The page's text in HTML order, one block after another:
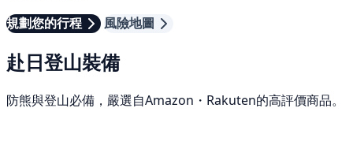
規劃您的行程
風險地圖
赴日登山裝備
防熊與登山必備，嚴選自Amazon・Rakuten的高評價商品。